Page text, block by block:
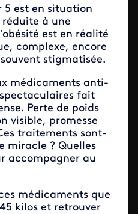
5 est en situation
réduite à une
est en réalité
complexe, encore
stigmatisée.
médicaments anti-
fait
Perte de poids
visible, promesse
traitements sont-
miracle ? Quelles
accompagner au
médicaments que
kilos et retrouver